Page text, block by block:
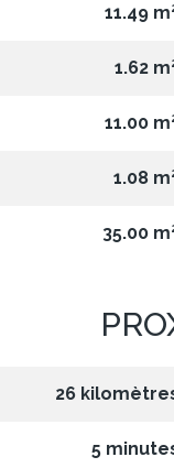
11.49
1.62
11.00
1.08
35.00
26
5